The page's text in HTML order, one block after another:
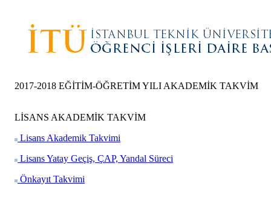
2017-2018 EĞİTİM-ÖĞRETİM YILI AKADEMİK TAKVİM
LİSANS AKADEMİK TAKVİM
Lisans Akademik Takvimi
Lisans Yatay Geçiş, ÇAP, Yandal Süreci
Önkayıt Takvimi